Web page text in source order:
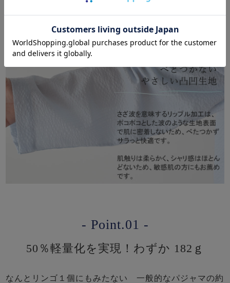
軽量、やわらかリップルパジャマ
- Point.01 -
50％軽量化を実現！わずか 182ｇ
なんとリンゴ１個にもみたない 一般的なパジャマの約